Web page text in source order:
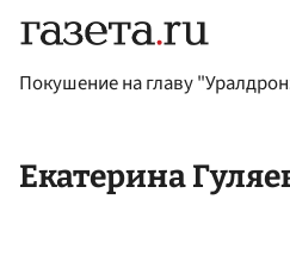
Покушение на главу
Екатерина